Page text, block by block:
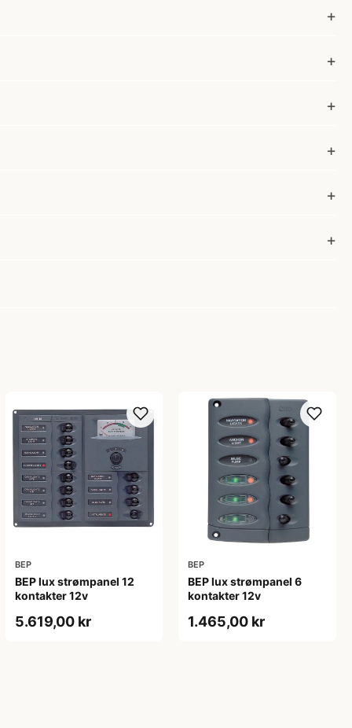
BEP
BEP lux strømpanel 12
kontakter 12v
5.619,00 kr
BEP
BEP lux strømpanel 6
kontakter 12v
1.465,00 kr